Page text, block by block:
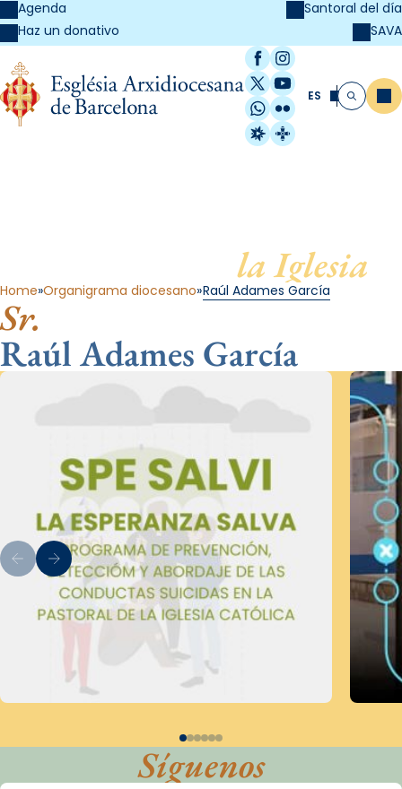
Agenda
Haz un donativo
Santoral del día
SAVA
Facebook
Instagram
X / Twitter
YouTube
WhatsApp
Flickr
Radio Estel
Catalunya
ES Buscar
la Iglesia
Home Organigrama diocesano Raúl Adames García
Sr.
Raúl Adames García
Síguenos